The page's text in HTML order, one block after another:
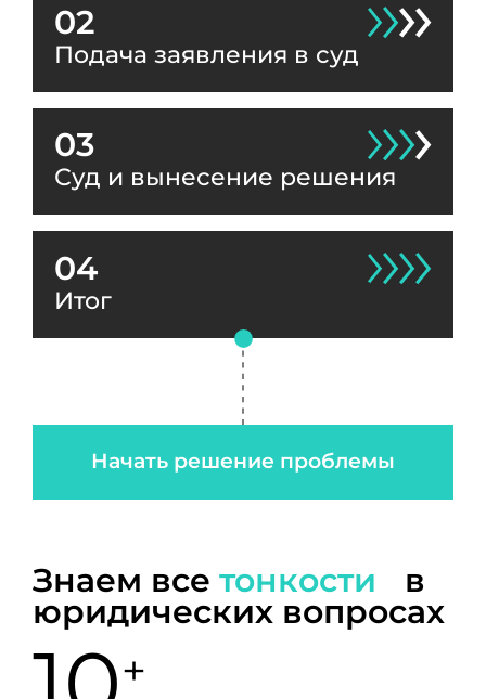
02
Подача заявления в суд
03
Суд и вынесение решения
04
Итог
Начать решение проблемы
Знаем все тонкости в
юридических вопросах
+